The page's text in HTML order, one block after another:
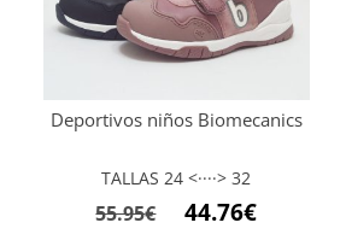
Deportivos niños Biomecanics
TALLAS 24 <····> 32
55.95€
El44.76€El